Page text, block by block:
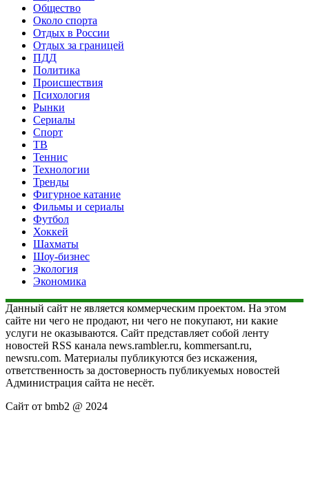
Общество
Около спорта
Отдых в России
Отдых за границей
ПДД
Политика
Происшествия
Психология
Рынки
Сериалы
Спорт
ТВ
Теннис
Технологии
Тренды
Фигурное катание
Фильмы и сериалы
Футбол
Хоккей
Шахматы
Шоу-бизнес
Экология
Экономика
Данный сайт не является коммерческим проектом. На этом
сайте ни чего не продают, ни чего не покупают, ни какие
услуги не оказываются. Сайт представляет собой ленту
новостей RSS канала news.rambler.ru, kommersant.ru,
newsru.com. Материалы публикуются без искажения,
ответственность за достоверность публикуемых новостей
Администрация сайта не несёт.
Сайт от bmb2 @ 2024